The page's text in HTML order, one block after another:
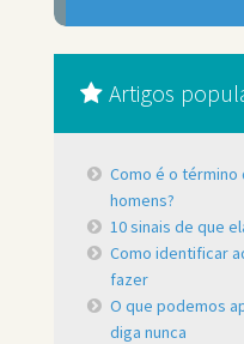
Artigos
Como é o
homens?
10 sinais de que
Como identificar
fazer
O que podemos
diga nunca